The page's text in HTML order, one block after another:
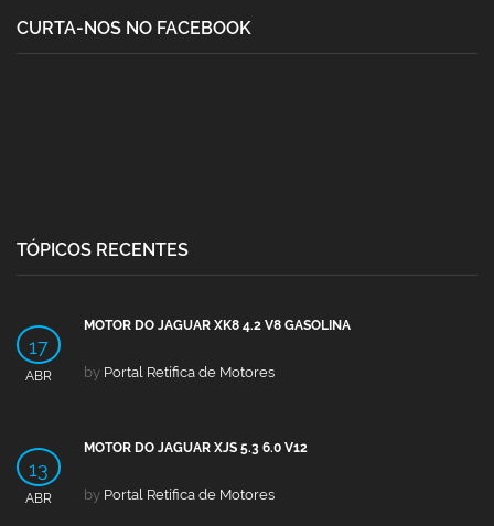
CURTA-NOS NO FACEBOOK
TÓPICOS RECENTES
17
ABR
MOTOR DO JAGUAR XK8 4.2 V8 GASOLINA
by Portal Retífica de Motores
13
ABR
MOTOR DO JAGUAR XJS 5.3 6.0 V12
by Portal Retífica de Motores